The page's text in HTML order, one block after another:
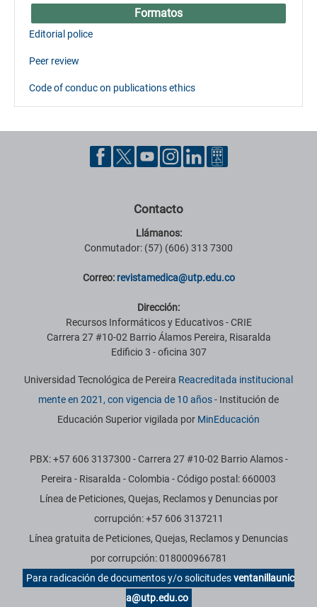
Formatos
Editorial police
Peer review
Code of conduc on publications ethics
Contacto
Llámanos:
Conmutador: (57) (606) 313 7300
Correo: revistamedica@utp.edu.co
Dirección:
Recursos Informáticos y Educativos - CRIE
Carrera 27 #10-02 Barrio Álamos Pereira, Risaralda
Edificio 3 - oficina 307
Universidad Tecnológica de Pereira Reacreditada institucional
mente en 2021, con vigencia de 10 años- Institución de
Educación Superior vigilada por MinEducación
PBX: +57 606 3137300 - Carrera 27 #10-02 Barrio Alamos -
Pereira - Risaralda - Colombia - Código postal: 660003
Línea de Peticiones, Quejas, Reclamos y Denuncias por
corrupción: +57 606 3137211
Línea gratuita de Peticiones, Quejas, Reclamos y Denuncias
por corrupción: 018000966781
Para radicación de documentos y/o solicitudesventanillaunic
a@utp.edu.co